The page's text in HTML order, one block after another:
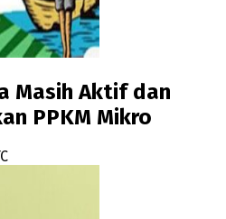
Masih Aktif dan
PPKM Mikro